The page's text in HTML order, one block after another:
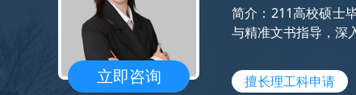
立即咨询
简介：211高校硕士
与精准文书指导，深
擅长理工科申请